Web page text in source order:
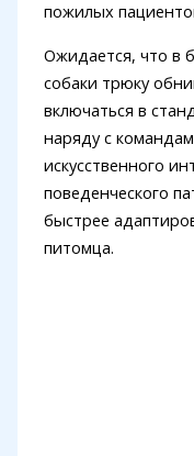
пожилых
Ожидается, что в
собаки трюку
включаться в
наряду с
искусственного
поведенческого
быстрее
питомца.